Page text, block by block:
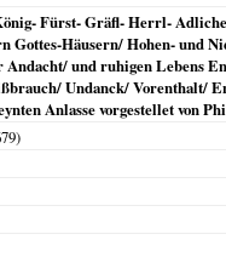
Fürst- Gräfl- Herrl-
Häusern/ Hohen- und
und ruhigen Lebens
Undanck/
Anlasse vorgestellet von
)